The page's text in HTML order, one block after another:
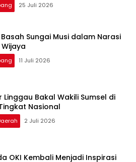
25 Juli 2026
Sungai Musi dalam Narasi
11 Juli 2026
Linggau Bakal Wakili Sumsel di
Nasional
2 Juli 2026
OKI Kembali Menjadi Inspirasi